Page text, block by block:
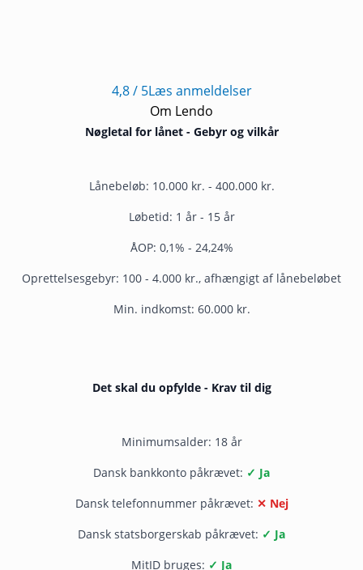
4,8/ 5Læs anmeldelser
Om Lendo
Nøgletal for lånet - Gebyr og vilkår
Lånebeløb: 10.000 kr. - 400.000 kr.
Løbetid: 1 år - 15 år
ÅOP: 0,1% - 24,24%
Oprettelsesgebyr: 100 - 4.000 kr., afhængigt af lånebeløbet
Min. indkomst: 60.000 kr.
Det skal du opfylde - Krav til dig
Minimumsalder: 18 år
Dansk bankkonto påkrævet: ✓ Ja
Dansk telefonnummer påkrævet: ✕ Nej
Dansk statsborgerskab påkrævet: ✓ Ja
MitID bruges: ✓ Ja